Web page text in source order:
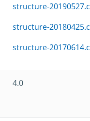
structure-
structure-
structure-
4.0